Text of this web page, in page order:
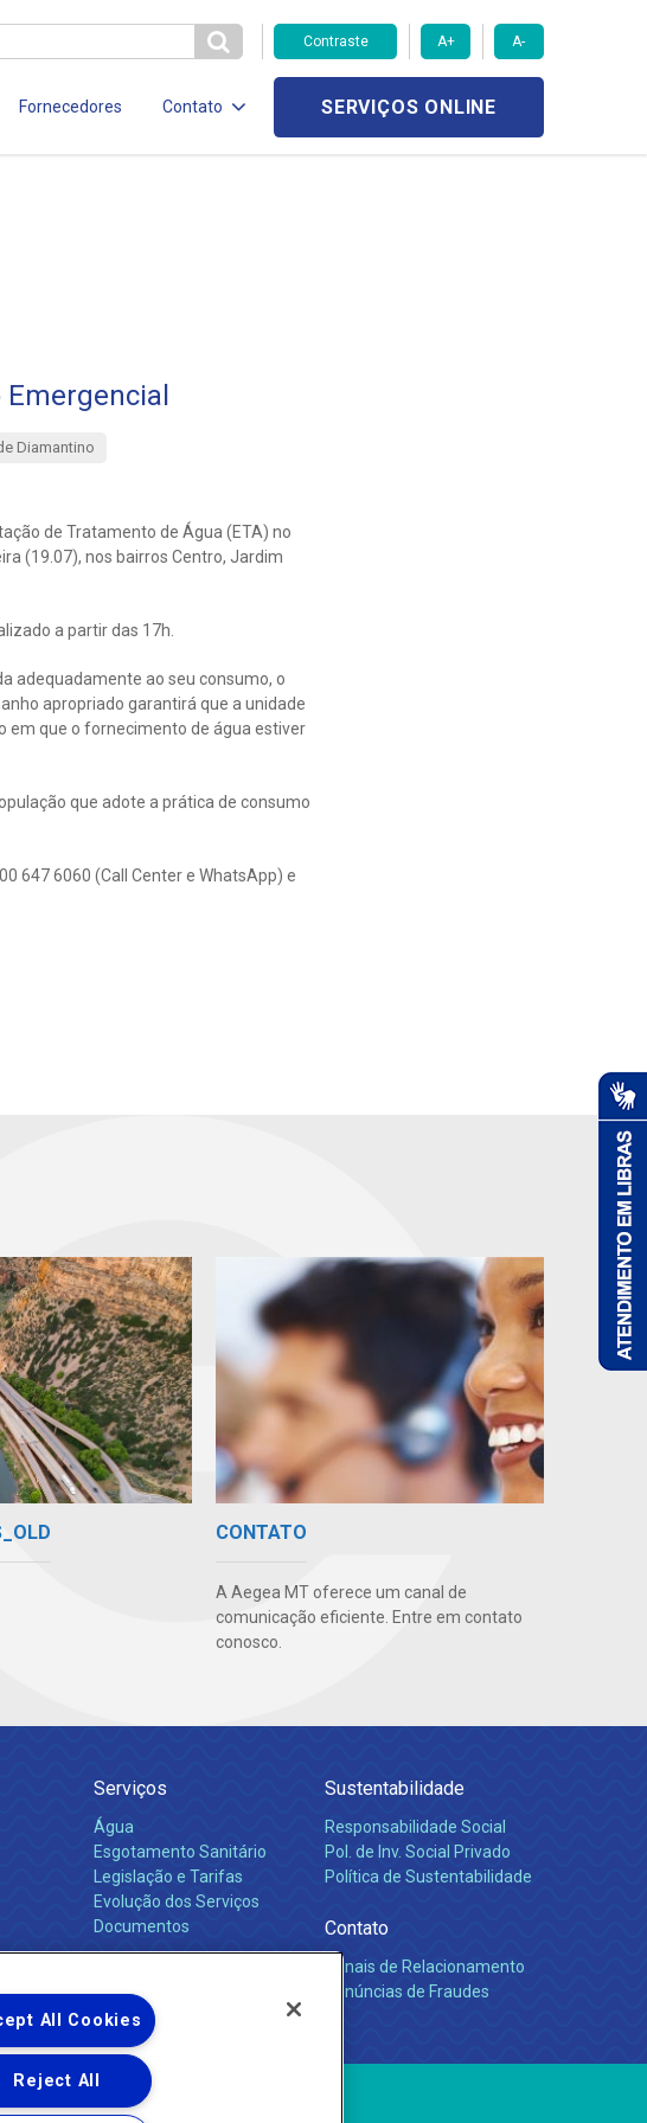
Contraste A+ A-
Fornecedores Contato SERVIÇOS ONLINE
Diamantino
de Tratamento de Água (ETA) no
(19.07), nos bairros Centro, Jardim
a partir das 17h.
adequadamente ao seu consumo, o
apropriado garantirá que a unidade
em que o fornecimento de água estiver
que adote a prática de consumo
647 6060 (Call Center e WhatsApp) e
CONTATO
A Aegea MT oferece um canal de
comunicação eficiente. Entre em contato
conosco.
Serviços
Água
Esgotamento Sanitário
Legislação e Tarifas
Evolução dos Serviços
Documentos
Sustentabilidade
Responsabilidade Social
Pol. de Inv. Social Privado
Política de Sustentabilidade
Contato
Canais de Relacionamento
Denúncias de Fraudes
Reservados.
All Cookies
Reject All